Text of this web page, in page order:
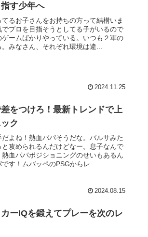
す少年へ
るお子さんをお持ちの方って結構いま
プロを目指そうとしてる子がいるので
ームばかりやっている。いつも２軍の
みなさん、それぞれ環境は違...
2024.11.25
をつけろ！最新トレンドで上
ク
よね！熱血パパそうだな。バルサみた
攻められるんだけどなー。息子なんで
血パパポジショニングのせいもあるん
す！ムバッペのPSGからレ...
2024.08.15
ーIQを鍛えてプレーを次のレ